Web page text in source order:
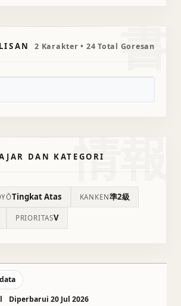
書
2 Karakter • 24 Total Goresan
情報
DAN KATEGORI
Tingkat Atas KANKEN準2級
PRIORITASV
Diperbarui 20 Jul 2026